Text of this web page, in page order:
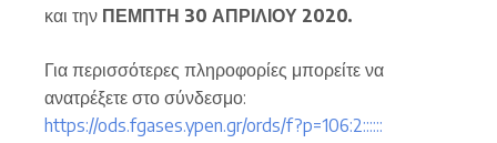
και την ΠΕΜΠΤΗ 30 ΑΠΡΙΛΙΟΥ 2020.
Για περισσότερες πληροφορίες μπορείτε να
ανατρέξετε στο σύνδεσμο:
https://ods.fgases.ypen.gr/ords/f?p=106:2::::::